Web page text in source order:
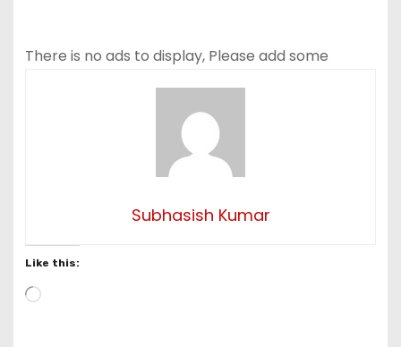
There is no ads to display, Please add some
Subhasish Kumar
Like this:
L